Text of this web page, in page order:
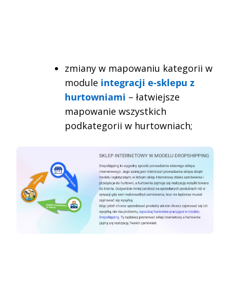
zmiany w mapowaniu kategorii w
module integracji e-sklepu z
hurtowniami – łatwiejsze
mapowanie wszystkich
podkategorii w hurtowniach;